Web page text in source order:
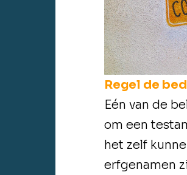
Regel de
Eén van de
om een
het zelf
erfgenamen